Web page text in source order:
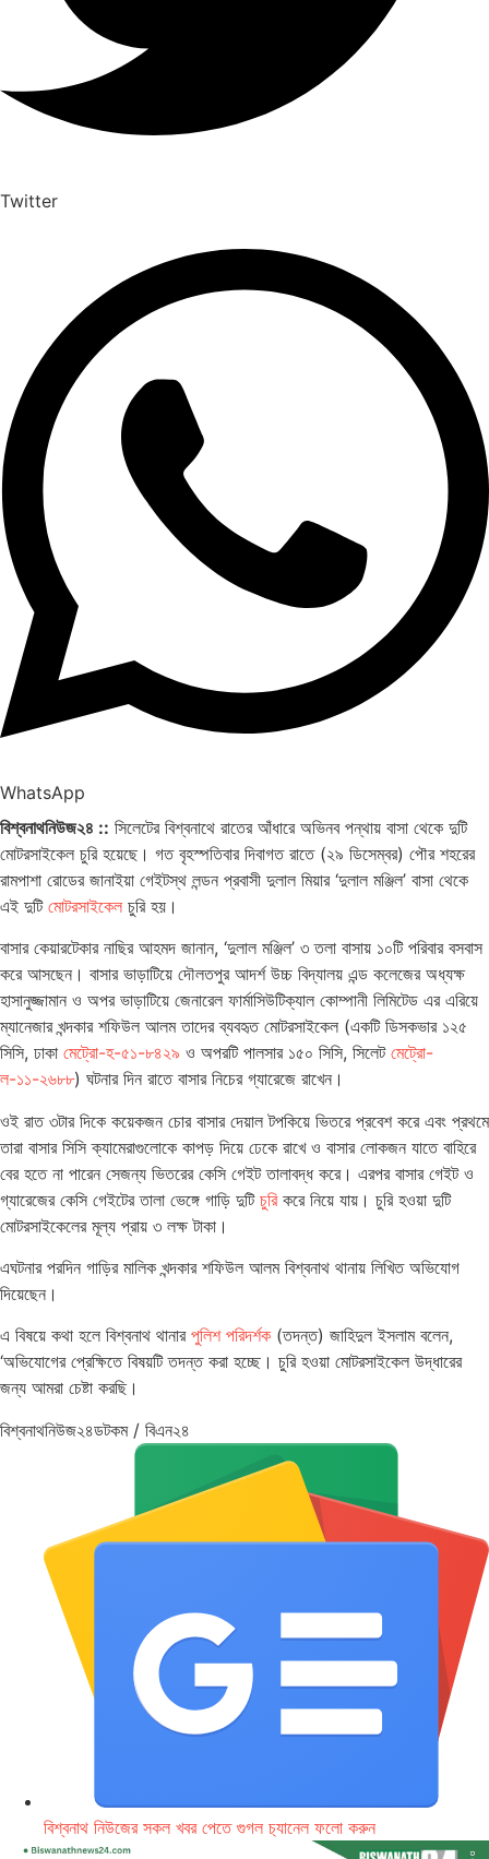
Twitter
WhatsApp
বিশ্বনাথনিউজ২৪ :: সিলেটের বিশ্বনাথে রাতের আঁধারে অভিনব পন্থায় বাসা থেকে দুটি
মোটরসাইকেল চুরি হয়েছে। গত বৃহস্পতিবার দিবাগত রাতে (২৯ ডিসেম্বর) পৌর শহরের
রামপাশা রোডের জানাইয়া গেইটস্থ লন্ডন প্রবাসী দুলাল মিয়ার ‘দুলাল মঞ্জিল’ বাসা থেকে
এই দুটিমোটরসাইকেল চুরি হয়।
বাসার কেয়ারটেকার নাছির আহমদ জানান, ‘দুলাল মঞ্জিল’ ৩ তলা বাসায় ১০টি পরিবার বসবাস
করে আসছেন। বাসার ভাড়াটিয়ে দৌলতপুর আদর্শ উচ্চ বিদ্যালয় এন্ড কলেজের অধ্যক্ষ
হাসানুজ্জামান ও অপর ভাড়াটিয়ে জেনারেল ফার্মাসিউটিক্যাল কোম্পানী লিমিটেড এর এরিয়ে
ম্যানেজার খন্দকার শফিউল আলম তাদের ব্যবহৃত মোটরসাইকেল (একটি ডিসকভার ১২৫
সিসি, ঢাকা মেট্রো-হ-৫১-৮৪২৯ ও অপরটি পালসার ১৫০ সিসি, সিলেট মেট্রো-
ল-১১-২৬৮৮) ঘটনার দিন রাতে বাসার নিচের গ্যারেজে রাখেন।
ওই রাত ৩টার দিকে কয়েকজন চোর বাসার দেয়াল টপকিয়ে ভিতরে প্রবেশ করে এবং প্রথমে
তারা বাসার সিসি ক্যামেরাগুলোকে কাপড় দিয়ে ঢেকে রাখে ও বাসার লোকজন যাতে বাহিরে
বের হতে না পারেন সেজন্য ভিতরের কেসি গেইট তালাবদ্ধ করে। এরপর বাসার গেইট ও
গ্যারেজের কেসি গেইটের তালা ভেঙ্গে গাড়ি দুটি চুরিকরে নিয়ে যায়। চুরি হওয়া দুটি
মোটরসাইকেলের মূল্য প্রায় ৩ লক্ষ টাকা।
এঘটনার পরদিন গাড়ির মালিক খন্দকার শফিউল আলম বিশ্বনাথ থানায় লিখিত অভিযোগ
দিয়েছেন।
এ বিষয়ে কথা হলে বিশ্বনাথ থানার পুলিশ পরিদর্শক (তদন্ত) জাহিদুল ইসলাম বলেন,
‘অভিযোগের প্রেক্ষিতে বিষয়টি তদন্ত করা হচ্ছে। চুরি হওয়া মোটরসাইকেল উদ্ধারের
জন্য আমরা চেষ্টা করছি।
বিশ্বনাথনিউজ২৪ডটকম / বিএন২৪
বিশ্বনাথ নিউজের সকল খবর পেতে গুগল চ‌্যানেল ফলো করুন